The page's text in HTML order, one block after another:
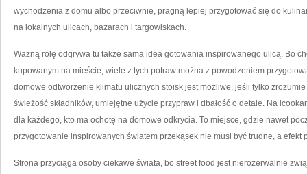
wychodzenia z domu albo przeciwnie, pragną lepiej przygotować się do
na lokalnych ulicach, bazarach i targowiskach.
Ważną rolę odgrywa tu także sama idea gotowania inspirowanego ulicą. Bo
kupowanym na mieście, wiele z tych potraw można z powodzeniem
domowe odtworzenie klimatu ulicznych stoisk jest możliwe, jeśli tylko
świeżość składników, umiejętne użycie przypraw i dbałość o detale. Na
dla każdego, kto ma ochotę na domowe odkrycia. To miejsce, gdzie nawet
przygotowanie inspirowanych światem przekąsek nie musi być trudne, a efekt
Strona przyciąga osoby ciekawe świata, bo street food jest nierozerwalnie